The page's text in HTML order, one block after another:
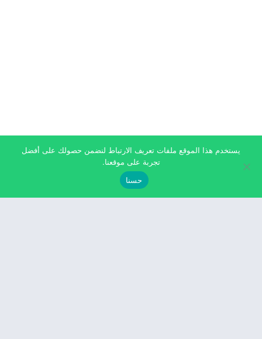
يستخدم هذا الموقع ملفات تعريف الارتباط لنضمن حصولك على أفضل
تجربة على موقعنا.
حسنا